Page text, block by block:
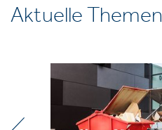
Aktuelle Themen